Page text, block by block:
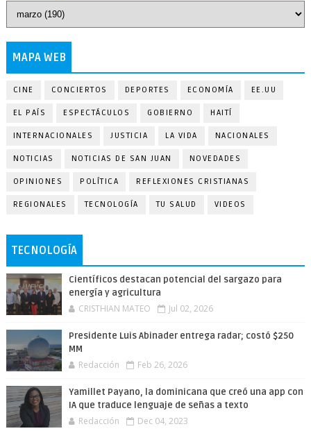
MAPA WEB
CINE CONCIERTOS DEPORTES ECONOMÍA EE.UU
EL PAÍS ESPECTÁCULOS GOBIERNO HAITÍ
INTERNACIONALES JUSTICIA LA VIDA NACIONALES
NOTICIAS NOTICIAS DE SAN JUAN NOVEDADES
OPINIONES POLÍTICA REFLEXIONES CRISTIANAS
REGIONALES TECNOLOGÍA TU SALUD VIDEOS
TECNOLOGÍA
Científicos destacan potencial del sargazo para
energía y agricultura
CRISTHIAN MATEO Jul 02, 2026
Presidente Luis Abinader entrega radar; costó $250
MM
Redacción Feb 26, 2026
Yamillet Payano, la dominicana que creó una app con
IA que traduce lenguaje de señas a texto
Redacción Dec 04, 2023